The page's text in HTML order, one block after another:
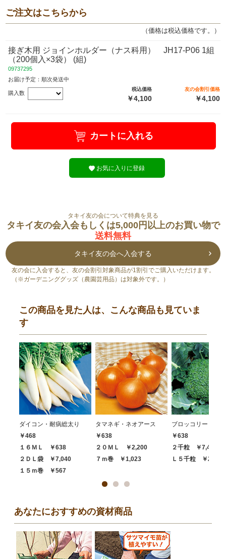
ご注文はこちらから
（価格は税込価格です。）
接ぎ木用 ジョインホルダー（ナス科用） JH17-P06 1組
（200個入×3袋） (組)
09737295
お届け予定：順次発送中
購入数
税込価格
￥4,100
友の会割引価格
￥4,100
カートに入れる
お気に入りに登録
タキイ友の会について特典を見る
タキイ友の会入会もしくは5,000円以上のお買い物で
送料無料
タキイ友の会へ入会する
友の会に入会すると、友の会割引対象商品が1割引でご購入いただけます。
（※ガーデニンググッズ（農園芸用品）は対象外です。）
この商品を見た人は、こんな商品も見ていま
す
ダイコン・耐病総太り
￥468
１６ＭＬ ￥638
２ＤＬ袋 ￥7,040
１５ｍ巻 ￥567
タマネギ・ネオアース
￥638
２０ＭＬ ￥2,200
７ｍ巻 ￥1,023
ブロッコリー・ハ
￥638
２千粒 ￥7,480
Ｌ５千粒 ￥
あなたにおすすめの資材商品